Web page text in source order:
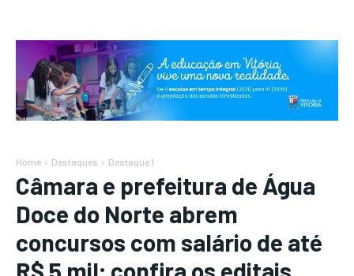
Home Destaques Destaque 1
Câmara e prefeitura de Água
Doce do Norte abrem
concursos com salário de até